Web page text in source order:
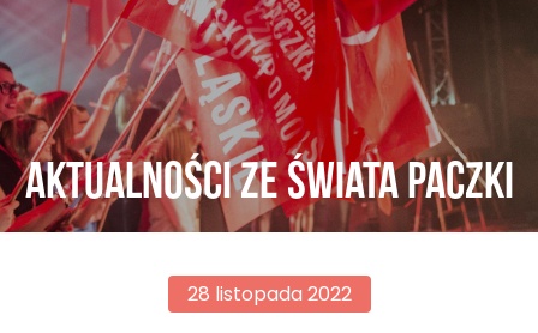
Aktualności ze świata paczki
28 listopada 2022